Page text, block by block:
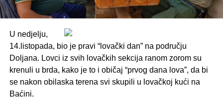
U nedjelju,
14.listopada, bio je pravi “lovački dan” na području
Doljana. Lovci iz svih lovačkih sekcija ranom zorom su
krenuli u brda, kako je to i običaj “prvog dana lova”, da bi
se nakon obilaska terena svi skupili u lovačkoj kući na
Baćini.